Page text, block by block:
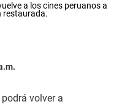
a los cines peruanos a
restaurada.
volver a